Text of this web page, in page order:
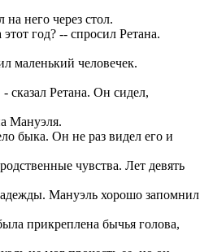
на него через стол.
год? -- спросил Ретана.
маленький человечек.
сказал Ретана. Он сидел,
Мануэля.
быка. Он не раз видел его и
чувства. Лет девять
Мануэль хорошо запомнил
прикреплена бычья голова,